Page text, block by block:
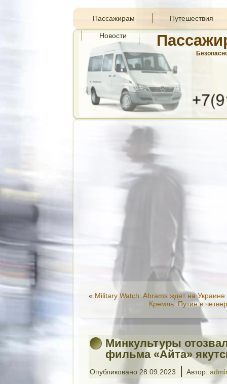
Пассажирам Путешествия
Новости
« Military Watch: Abrams ждет на
Кремль: Путин в
Минкультуры
фильма «Айта»
Опубликовано 28.09.2023 | Автор: